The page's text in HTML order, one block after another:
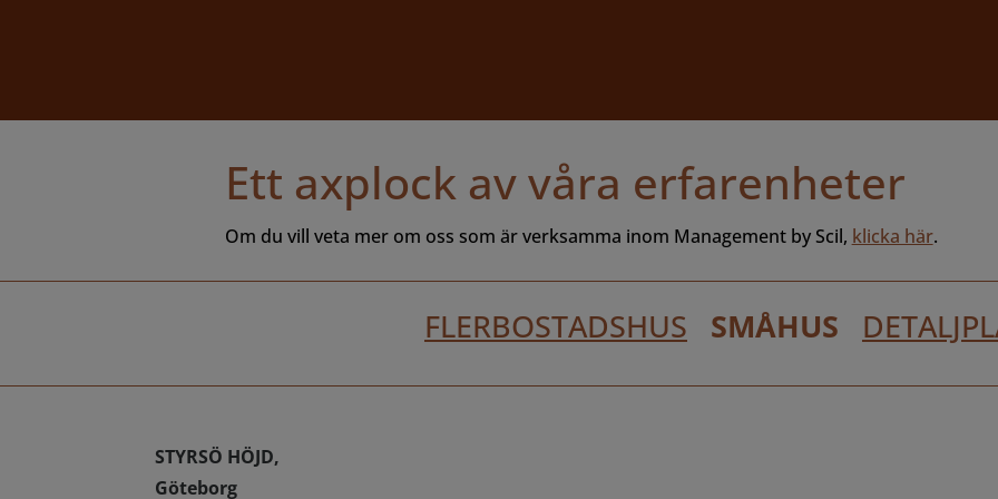
Ett axplock av våra erfarenheter
Om du vill veta mer om oss som är verksamma inom Management by Scil, klicka här.
FLERBOSTADSHUS SMÅHUS
STYRSÖ HÖJD,
Göteborg